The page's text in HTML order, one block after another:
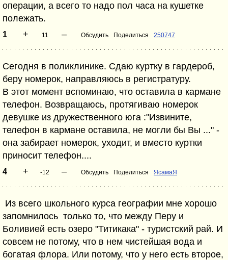
операции, а всего то надо пол часа на кушетке
полежать.
1 + 11 – Обсудить Поделиться 250747
Сегодня в поликлинике. Сдаю куртку в гардероб,
беру номерок, направляюсь в регистратуру.
В этот момент вспоминаю, что оставила в кармане
телефон. Возвращаюсь, протягиваю номерок
девушке из дружественного юга :"Извините,
телефон в кармане оставила, не могли бы Вы ..." -
она забирает номерок, уходит, и вместо куртки
приносит телефон....
4 + -12 – Обсудить Поделиться ЯсамаЯ
Из всего школьного курса географии мне хорошо
запомнилось только то, что между Перу и
Боливией есть озеро "Титикака" - туристский рай. И
совсем не потому, что в нем чистейшая вода и
богатая флора. Или потому, что у него есть второе,